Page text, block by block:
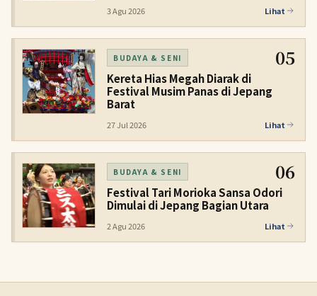
3 Agu 2026 Lihat
BUDAYA & SENI 05
Kereta Hias Megah Diarak di
Festival Musim Panas di Jepang
Barat
27 Jul 2026 Lihat
BUDAYA & SENI 06
Festival Tari Morioka Sansa Odori
Dimulai di Jepang Bagian Utara
2 Agu 2026 Lihat